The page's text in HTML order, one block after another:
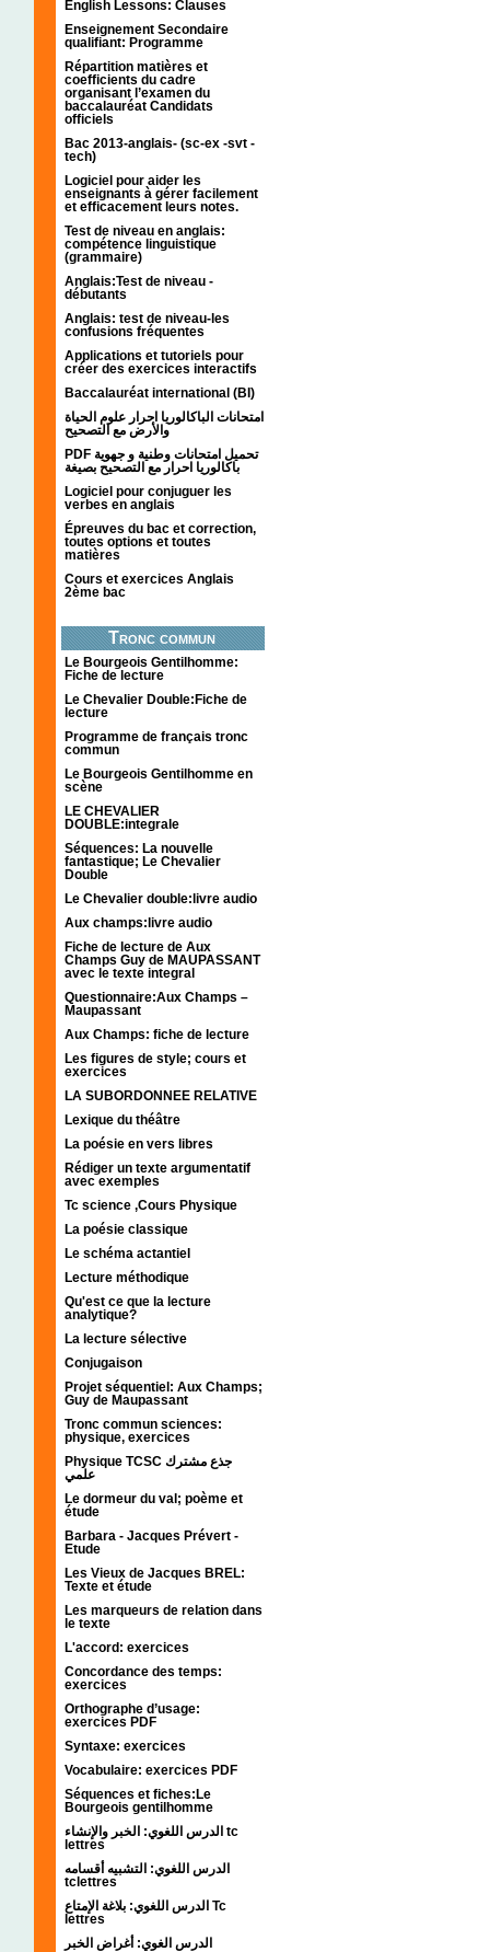
English Lessons: Clauses
Enseignement Secondaire
qualifiant: Programme
Répartition matières et
coefficients du cadre
organisant l’examen du
baccalauréat Candidats
officiels
Bac 2013-anglais- (sc-ex -svt -
tech)
Logiciel pour aider les
enseignants à gérer facilement
et efficacement leurs notes.
Test de niveau en anglais:
compétence linguistique
(grammaire)
Anglais:Test de niveau -
débutants
Anglais: test de niveau-les
confusions fréquentes
Applications et tutoriels pour
créer des exercices interactifs
Baccalauréat international (BI)
امتحانات الباكالوريا احرار علوم الحياة
والأرض مع التصحيح
PDF تحميل امتحانات وطنية و جهوية
باكالوريا احرار مع التصحيح بصيغة
Logiciel pour conjuguer les
verbes en anglais
Épreuves du bac et correction,
toutes options et toutes
matières
Cours et exercices Anglais
2ème bac
Tronc commun
Le Bourgeois Gentilhomme:
Fiche de lecture
Le Chevalier Double:Fiche de
lecture
Programme de français tronc
commun
Le Bourgeois Gentilhomme en
scène
LE CHEVALIER
DOUBLE:integrale
Séquences: La nouvelle
fantastique; Le Chevalier
Double
Le Chevalier double:livre audio
Aux champs:livre audio
Fiche de lecture de Aux
Champs Guy de MAUPASSANT
avec le texte integral
Questionnaire:Aux Champs –
Maupassant
Aux Champs: fiche de lecture
Les figures de style; cours et
exercices
LA SUBORDONNEE RELATIVE
Lexique du théâtre
La poésie en vers libres
Rédiger un texte argumentatif
avec exemples
Tc science ,Cours Physique
La poésie classique
Le schéma actantiel
Lecture méthodique
Qu'est ce que la lecture
analytique?
La lecture sélective
Conjugaison
Projet séquentiel: Aux Champs;
Guy de Maupassant
Tronc commun sciences:
physique, exercices
Physique TCSC جذع مشترك
علمي
Le dormeur du val; poème et
étude
Barbara - Jacques Prévert -
Etude
Les Vieux de Jacques BREL:
Texte et étude
Les marqueurs de relation dans
le texte
L'accord: exercices
Concordance des temps:
exercices
Orthographe d’usage:
exercices PDF
Syntaxe: exercices
Vocabulaire: exercices PDF
Séquences et fiches:Le
Bourgeois gentilhomme
الدرس اللغوي: الخبر والإنشاء tc
lettres
الدرس اللغوي: التشبيه أقسامه
tclettres
الدرس اللغوي: بلاغة الإمتاع Tc
lettres
الدرس الغوي: أغراض الخبر